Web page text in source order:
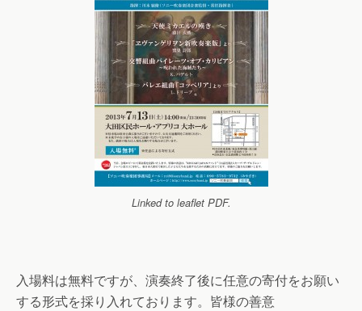
Linked to leaflet PDF.
入場料は無料ですが、演奏終了後に任意の寄付をお願い
する形式を採り入れております。皆様の善意